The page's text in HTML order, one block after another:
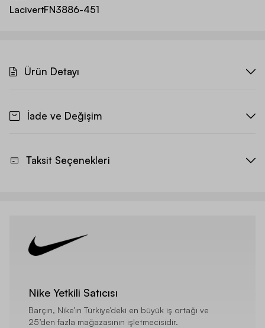
LacivertFN3886-451
Ürün Detayı
İade ve Değişim
Taksit Seçenekleri
Nike Yetkili Satıcısı
Barçın, Nike’ın Türkiye’deki en büyük iş ortağı ve
25’den fazla mağazasının işletmecisidir.